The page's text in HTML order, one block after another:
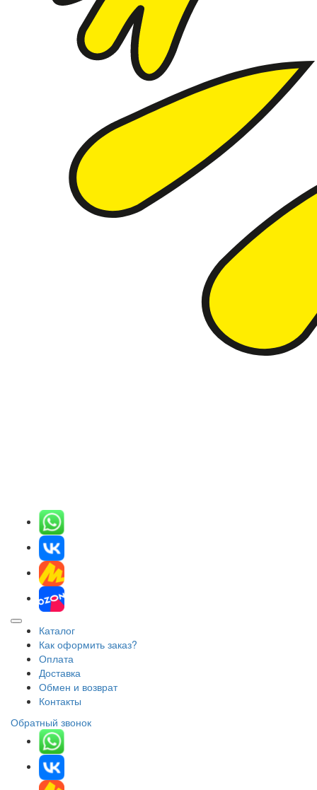
Каталог
Как оформить заказ?
Оплата
Доставка
Обмен и возврат
Контакты
Обратный звонок